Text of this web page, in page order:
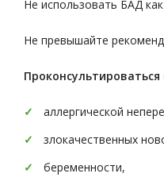
Не использовать БАД
Не превышайте
аллергической
злокачественных
беременности,